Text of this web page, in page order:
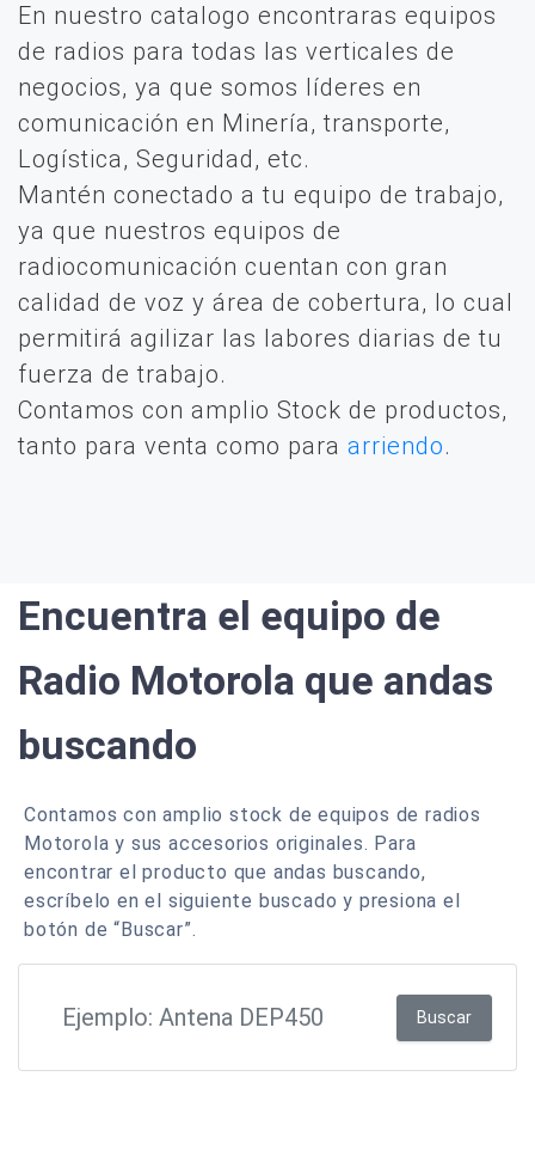
En nuestro catalogo encontraras equipos
de radios para todas las verticales de
negocios, ya que somos líderes en
comunicación en Minería, transporte,
Logística, Seguridad, etc.
Mantén conectado a tu equipo de trabajo,
ya que nuestros equipos de
radiocomunicación cuentan con gran
calidad de voz y área de cobertura, lo cual
permitirá agilizar las labores diarias de tu
fuerza de trabajo.
Contamos con amplio Stock de productos,
tanto para venta como para arriendo.
Encuentra el equipo de
Radio Motorola que andas
buscando
Contamos con amplio stock de equipos de radios
Motorola y sus accesorios originales. Para
encontrar el producto que andas buscando,
escríbelo en el siguiente buscado y presiona el
botón de “Buscar”.
Buscar